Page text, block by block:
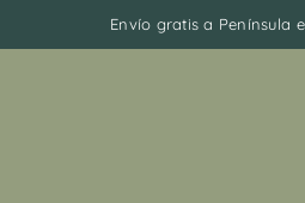
Envío gratis a Península